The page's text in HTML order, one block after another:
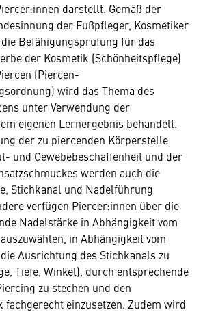
darstellt. Gemäß der
der Fußpfleger, Kosmetiker
Befähigungsprüfung für das
der Kosmetik (Schönheitspflege)
(Piercen-
wird das Thema des
unter Verwendung der
eigenen Lernergebnis behandelt.
der zu piercenden Körperstelle
und Gewebebeschaffenheit und der
werden auch die
Stichkanal und Nadelführung
verfügen Piercer:innen über die
Nadelstärke in Abhängigkeit vom
in Abhängigkeit vom
Ausrichtung des Stichkanals zu
Tiefe, Winkel), durch entsprechende
zu stechen und den
fachgerecht einzusetzen. Zudem wird